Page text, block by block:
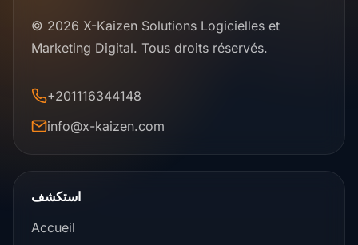
© 2026 X-Kaizen Solutions Logicielles et
Marketing Digital. Tous droits réservés.
+201116344148
info@x-kaizen.com
استكشف
Accueil